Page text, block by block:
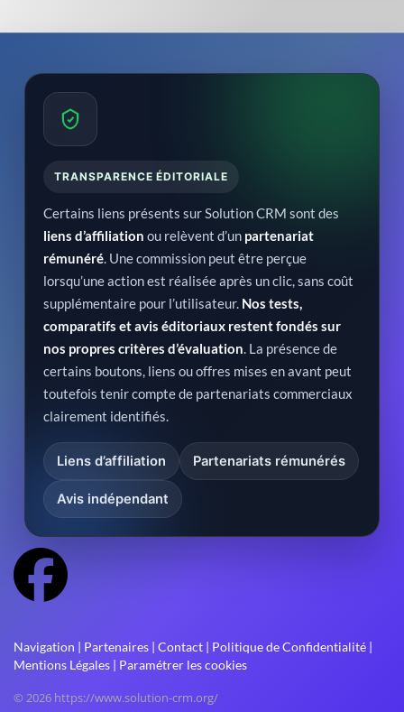
TRANSPARENCE ÉDITORIALE
Certains liens présents sur Solution CRM sont des
liens d’affiliation ou relèvent d’un partenariat
rémunéré. Une commission peut être perçue
lorsqu’une action est réalisée après un clic, sans coût
supplémentaire pour l’utilisateur. Nos tests,
comparatifs et avis éditoriaux restent fondés sur
nos propres critères d’évaluation. La présence de
certains boutons, liens ou offres mises en avant peut
toutefois tenir compte de partenariats commerciaux
clairement identifiés.
Liens d’affiliation Partenariats rémunérés
Avis indépendant
Navigation | Partenaires | Contact | Politique de Confidentialité |
Mentions Légales | Paramétrer les cookies
© 2026 https://www.solution-crm.org/